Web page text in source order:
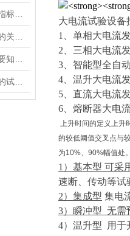
大电流试验设备
1、单相大电流
2、三相大电流
3、智能型全自
4、温升大电流
5、直流大电流
6、熔断器大电
上升时间的定义上升
的较低阈值交叉点与
为10%、90%幅值处
1） 基本型 可采
速断、传动等试
2） 集成型 集电
3） 瞬冲型 无需
4） 温升型 用于